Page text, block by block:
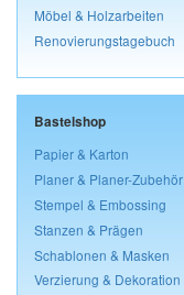
Möbel & Holzarbeiten
Renovierungstagebuch
Bastelshop
Papier & Karton
Planer & Planer-Zubehör
Stempel & Embossing
Stanzen & Prägen
Schablonen & Masken
Verzierung & Dekoration